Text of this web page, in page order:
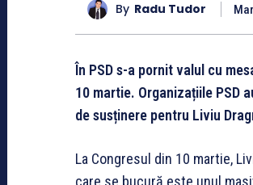
By Radu Tudor
În PSD s-a pornit valul cu
10 martie. Organizațiile PSD
de susținere pentru Liviu
La Congresul din 10 martie,
care se bucură este unul